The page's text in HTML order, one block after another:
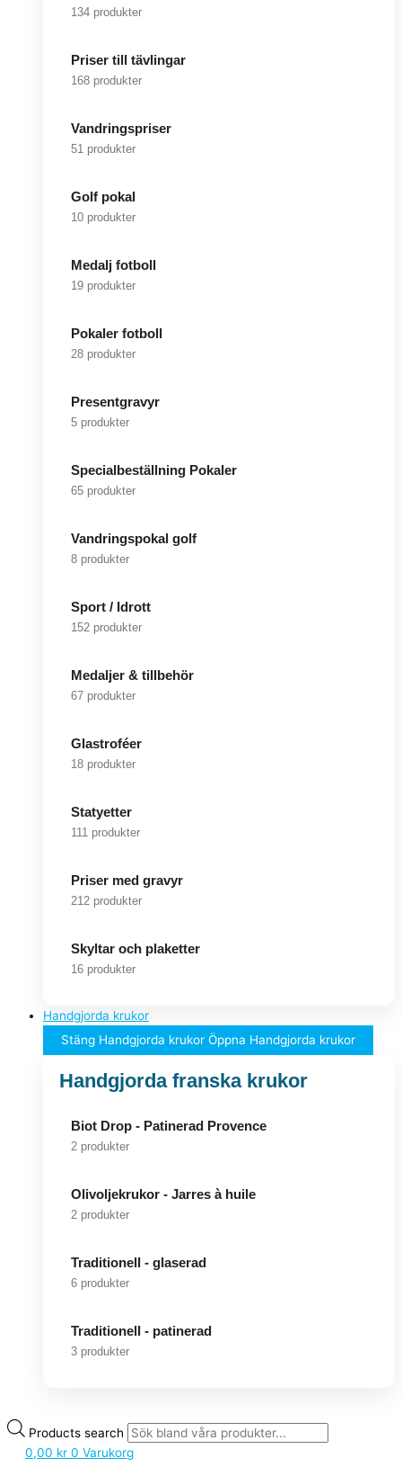
134 produkter
Priser till tävlingar
168 produkter
Vandringspriser
51 produkter
Golf pokal
10 produkter
Medalj fotboll
19 produkter
Pokaler fotboll
28 produkter
Presentgravyr
5 produkter
Specialbeställning Pokaler
65 produkter
Vandringspokal golf
8 produkter
Sport / Idrott
152 produkter
Medaljer & tillbehör
67 produkter
Glastroféer
18 produkter
Statyetter
111 produkter
Priser med gravyr
212 produkter
Skyltar och plaketter
16 produkter
Handgjorda krukor
Stäng Handgjorda krukor Öppna Handgjorda krukor
Handgjorda franska krukor
Biot Drop - Patinerad Provence
2 produkter
Olivoljekrukor - Jarres à huile
2 produkter
Traditionell - glaserad
6 produkter
Traditionell - patinerad
3 produkter
Products search
0,00 kr 0 Varukorg